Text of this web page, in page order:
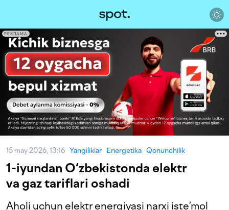
РЕКЛАМА
15 may 2026, 13:16 Yangiliklar Energetika Qonunchilik
1-iyundan O‘zbekistonda elektr
va gaz tariflari oshadi
Aholi uchun elektr energiyasi narxi iste’mol